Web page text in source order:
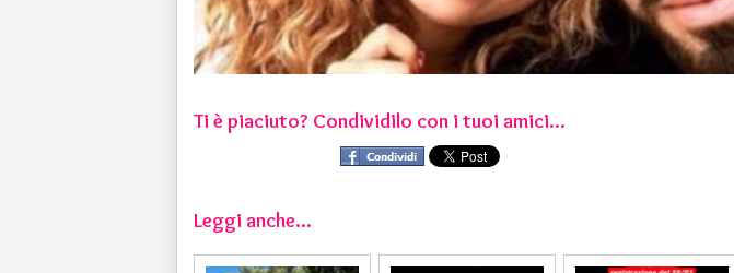
Ti è piaciuto? Condividilo con i tuoi amici...
Leggi anche...